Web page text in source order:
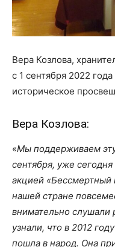
Вера Козлова,
с 1 сентября 2022
историческое
Вера Козлова:
«Мы поддерживаем
сентября, уже
акцией «Бессмертный
нашей стране
внимательно слушали
узнали, что в 2012
пошла в народ. Она